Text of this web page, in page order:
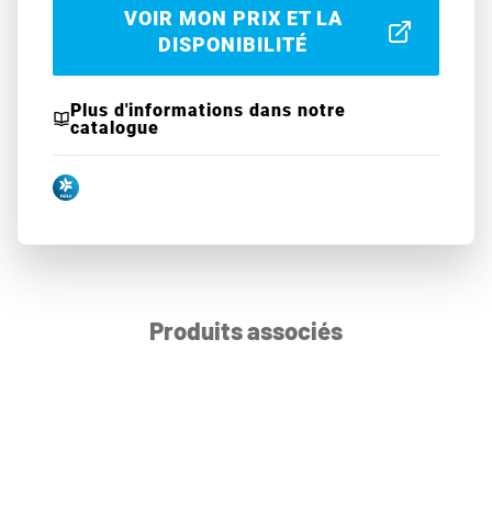
VOIR MON PRIX ET LA
DISPONIBILITÉ
Plus d'informations dans notre
catalogue
Produits associés